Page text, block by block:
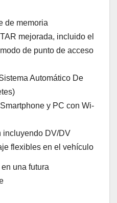
de memoria
mejorada, incluido el
de punto de acceso
Automático De
y PC con Wi-
incluyendo DV/DV
flexibles en el vehículo
una futura